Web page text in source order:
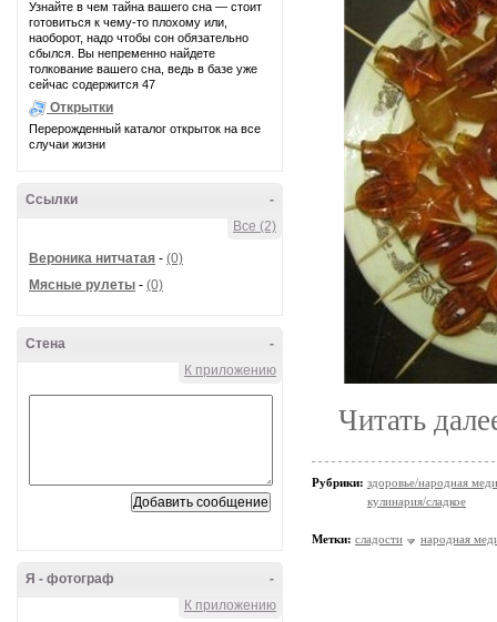
Узнайте в чем тайна вашего сна — стоит
готовиться к чему-то плохому или,
наоборот, надо чтобы сон обязательно
сбылся. Вы непременно найдете
толкование вашего сна, ведь в базе уже
сейчас содержится 47
Открытки
Перерожденный каталог открыток на все
случаи жизни
-
Ссылки
Все (2)
Вероника нитчатая - (0)
Мясные рулеты - (0)
-
Стена
К приложению
-
Я - фотограф
К приложению
Читать
Рубрики: здоровье/народная
кулинария/сладкое
Метки: сладости народная